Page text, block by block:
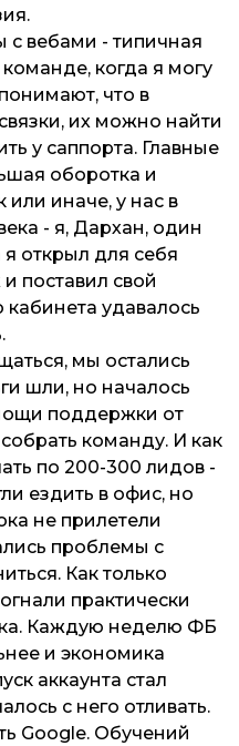
с вебами - типичная
когда я могу
что в
их можно найти
у саппорта. Главные
оборотка и
иначе, у нас в
- я, Дархан, один
открыл для себя
поставил свой
удавалось
мы остались
шли, но началось
поддержки от
команду. И как
по 200-300 лидов -
ездить в офис, но
не прилетели
проблемы с
Как только
практически
Каждую неделю ФБ
и экономика
аккаунта стал
с него отливать.
Google. Обучений